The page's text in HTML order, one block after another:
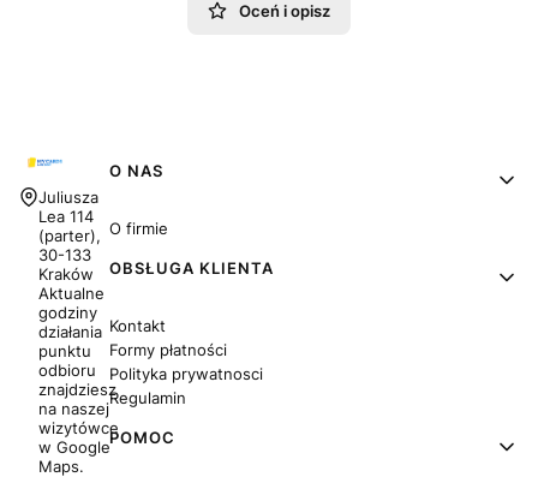
Oceń i opisz
Adres:
Juliusza
Lea 114
(parter),
30-133
Kraków
Aktualne
godziny
działania
punktu
odbioru
znajdziesz
na naszej
wizytówce
w Google
Maps.
Linki w stopce
O NAS
O firmie
OBSŁUGA KLIENTA
Kontakt
Formy płatności
Polityka prywatnosci
Regulamin
POMOC